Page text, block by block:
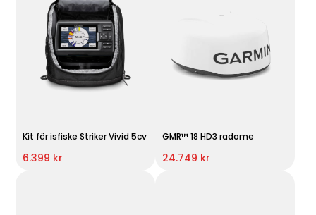
Kit för isfiske Striker Vivid 5cv
6.399 kr
GMR™ 18 HD3 radome
24.749 kr